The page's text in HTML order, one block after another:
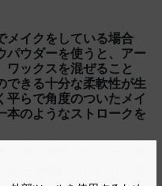
メイクをしている場合
パウダーを使うと、アー
ワックスを混ぜること
できる十分な柔軟性が生
平らで角度のついたメイ
本のようなストロークを
ーが頬についたり、眉